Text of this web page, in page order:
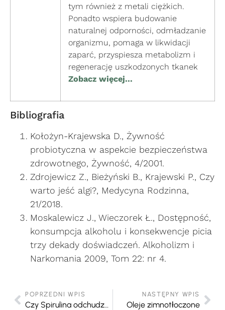
tym również z metali ciężkich.
Ponadto wspiera budowanie
naturalnej odporności, odmładzanie
organizmu, pomaga w likwidacji
zaparć, przyspiesza metabolizm i
regenerację uszkodzonych tkanek
Zobacz więcej...
Bibliografia
Kołożyn-Krajewska D., Żywność
probiotyczna w aspekcie bezpieczeństwa
zdrowotnego, Żywność, 4/2001.
Zdrojewicz Z., Bieżyński B., Krajewski P., Czy
warto jeść algi?, Medycyna Rodzinna,
21/2018.
Moskalewicz J., Wieczorek Ł., Dostępność,
konsumpcja alkoholu i konsekwencje picia
trzy dekady doświadczeń. Alkoholizm i
Narkomania 2009, Tom 22: nr 4.
POPRZEDNI WPIS NASTĘPNY WPIS
Oleje zimnotłoczone